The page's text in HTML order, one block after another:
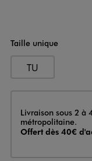
Taille unique
TU
Livraison
Livraison sous 2 à
métropolitaine.
Offert dès 40€